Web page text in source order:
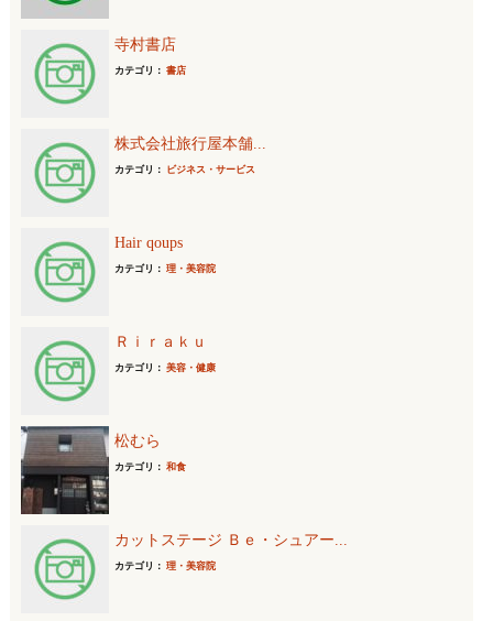
寺村書店
カテゴリ： 書店
株式会社旅行屋本舗...
カテゴリ： ビジネス・サービス
Hair qoups
カテゴリ： 理・美容院
Ｒｉｒａｋｕ
カテゴリ： 美容・健康
松むら
カテゴリ： 和食
カットステージ Ｂｅ・シュアー...
カテゴリ： 理・美容院